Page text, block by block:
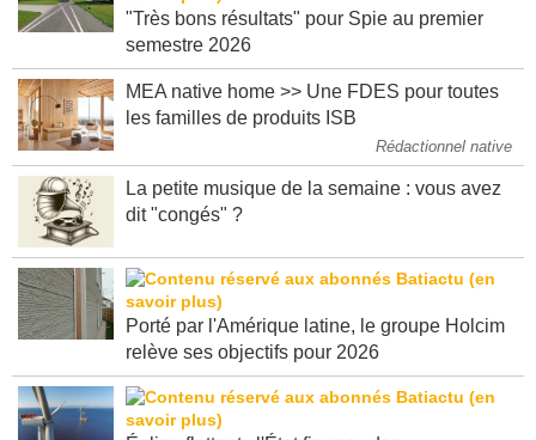
"Très bons résultats" pour Spie au premier
MEA native home >> Une FDES pour toutes
Rédactionnel native
La petite musique de la semaine : vous avez
Porté par l'Amérique latine, le groupe Holcim